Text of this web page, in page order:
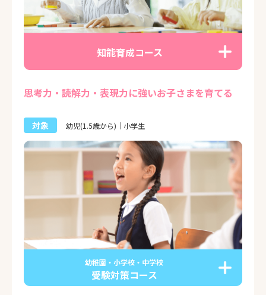
知能育成コース
思考力・読解力・表現力に強いお子さまを育てる
対象 幼児(1.5歳から)｜小学生
幼稚園・小学校・中学校
受験対策コース